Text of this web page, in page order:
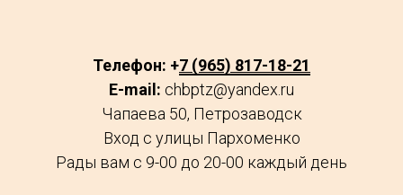
Телефон: +7 (965) 817-18-21
E-mail: chbptz@yandex.ru
Чапаева 50, Петрозаводск
Вход с улицы Пархоменко
Рады вам с 9-00 до 20-00 каждый день